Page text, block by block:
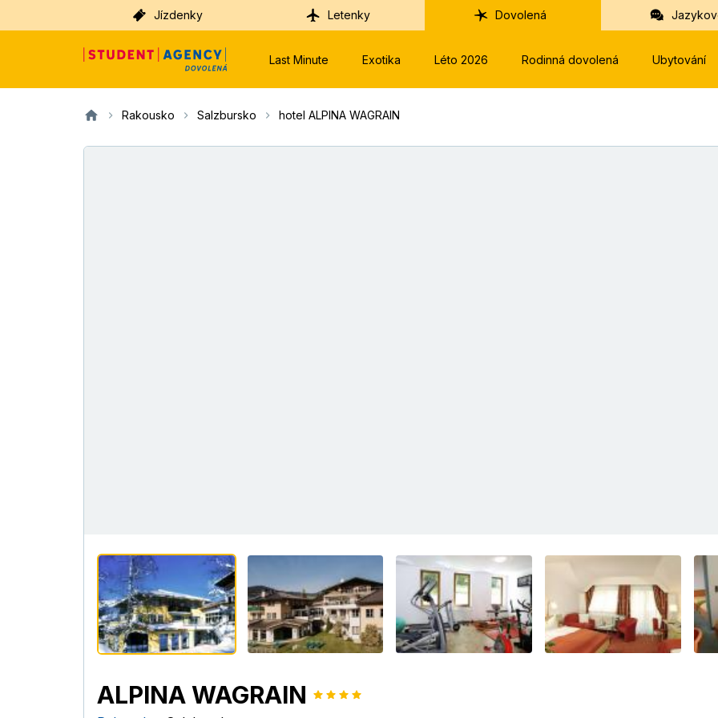
Jízdenky Letenky Dovolená
Last Minute Exotika Léto 2026 Rodinná dovolená Ubytování
Rakousko Salzbursko hotel ALPINA WAGRAIN
ALPINA WAGRAIN